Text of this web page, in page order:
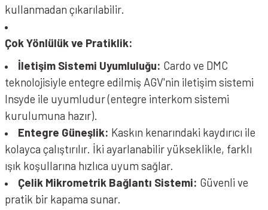
kullanmadan çıkarılabilir.
Çok Yönlülük ve Pratiklik:
İletişim Sistemi Uyumluluğu: Cardo ve DMC
teknolojisiyle entegre edilmiş AGV'nin iletişim sistemi
Insyde ile uyumludur (entegre interkom sistemi
kurulumuna hazır).
Entegre Güneşlik: Kaskın kenarındaki kaydırıcı ile
kolayca çalıştırılır. İki ayarlanabilir yükseklikle, farklı
ışık koşullarına hızlıca uyum sağlar.
Çelik Mikrometrik Bağlantı Sistemi: Güvenli ve
pratik bir kapama sunar.